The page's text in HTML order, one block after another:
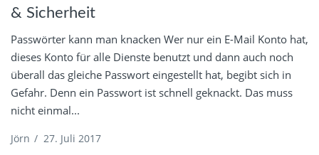
& Sicherheit
Passwörter kann man knacken Wer nur ein E-Mail Konto hat,
dieses Konto für alle Dienste benutzt und dann auch noch
überall das gleiche Passwort eingestellt hat, begibt sich in
Gefahr. Denn ein Passwort ist schnell geknackt. Das muss
nicht einmal...
Jörn / 27. Juli 2017